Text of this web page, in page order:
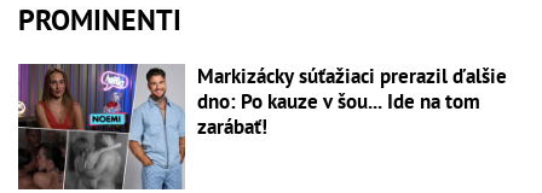
PROMINENTI
Markizácky súťažiaci prerazil ďalšie
dno: Po kauze v šou... Ide na tom
zarábať!